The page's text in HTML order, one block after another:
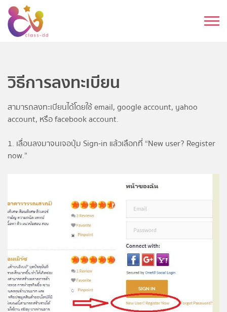
Skip
content
ประถม
มัธยมต้น
มัธยมปลาย
อุดมศึกษา
อื่นๆ
โปรไฟล์
ข่าวสาร
ลงทะเบียน
วิธีการลงทะเบียน
สามารถลงทะเบียนได้โดยใช้ email, google account, yahoo
account, หรือ facebook account.
1. เลื่อนลงมาจนเจอปุ่ม Sign-in แล้วเลือกที่ “New user? Register
now.”